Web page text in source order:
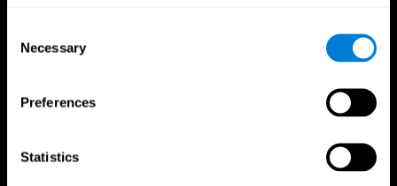
Selection
Necessary
Preferences
Statistics